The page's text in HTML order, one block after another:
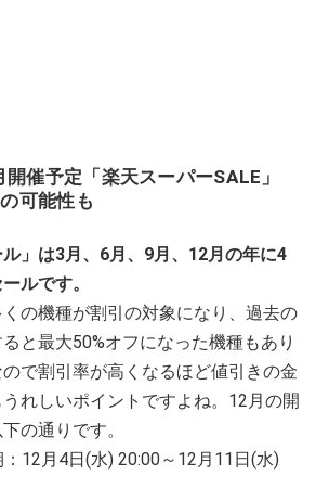
開催予定「楽天スーパーSALE」
可能性も
ル」は3月、6月、9月、12月の年に4
ルです。
の機種が割引の対象になり、過去の
と最大50%オフになった機種もあり
で割引率が高くなるほど値引きの金
れしいポイントですよね。12月の開
の通りです。
12月4日(水) 20:00～12月11日(水)